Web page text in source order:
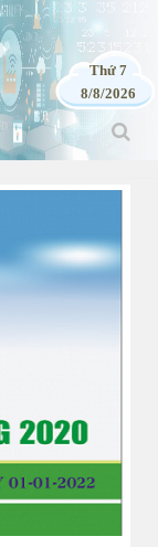
Thứ 7
8/8/2026